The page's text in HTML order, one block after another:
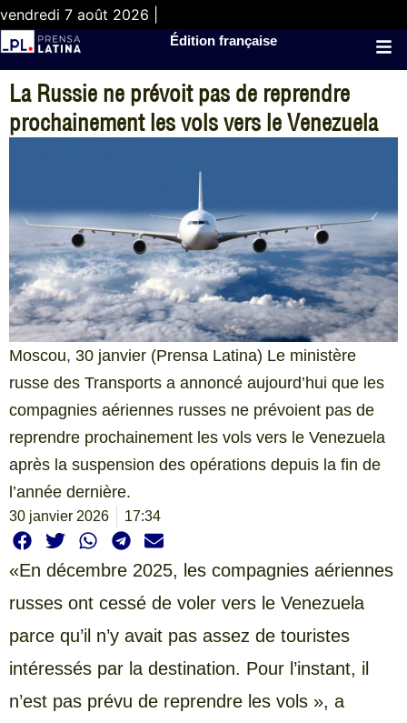
vendredi 7 août 2026 |
Édition française
La Russie ne prévoit pas de reprendre
prochainement les vols vers le Venezuela
Moscou, 30 janvier (Prensa Latina) Le ministère
russe des Transports a annoncé aujourd’hui que les
compagnies aériennes russes ne prévoient pas de
reprendre prochainement les vols vers le Venezuela
après la suspension des opérations depuis la fin de
l’année dernière.
30 janvier 2026 17:34
«En décembre 2025, les compagnies aériennes
russes ont cessé de voler vers le Venezuela
parce qu’il n’y avait pas assez de touristes
intéressés par la destination. Pour l’instant, il
n’est pas prévu de reprendre les vols », a